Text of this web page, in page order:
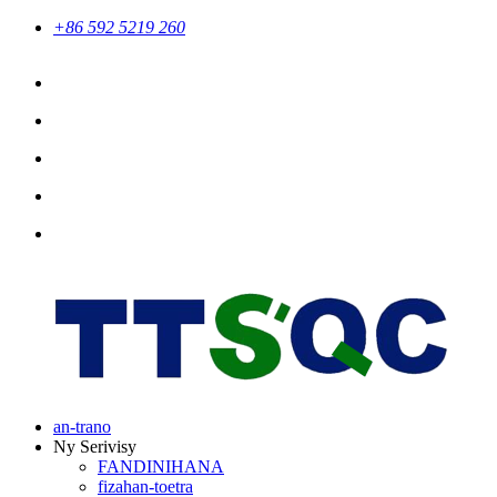
+86 592 5219 260
an-trano
Ny Serivisy
FANDINIHANA
fizahan-toetra